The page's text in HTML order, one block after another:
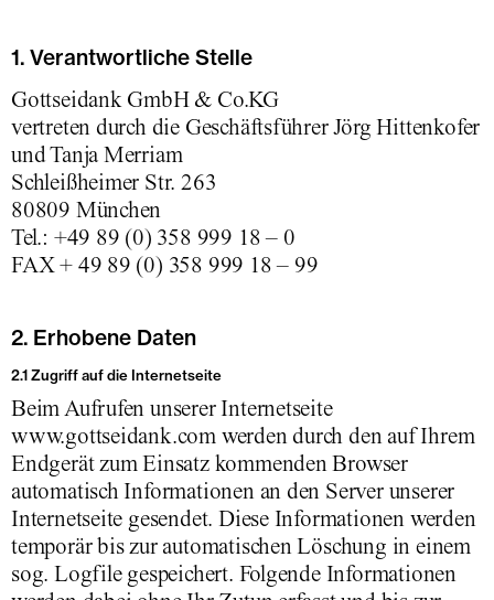
1. Verantwortliche Stelle
Gottseidank GmbH & Co.KG
vertreten durch die Geschäftsführer Jörg Hittenkofer
und Tanja Merriam
Schleißheimer Str. 263
80809 München
Tel.: +49 89 (0) 358 999 18 – 0
FAX + 49 89 (0) 358 999 18 – 99
2. Erhobene Daten
2.1 Zugriff auf die Internetseite
Beim Aufrufen unserer Internetseite
www.gottseidank.com werden durch den auf Ihrem
Endgerät zum Einsatz kommenden Browser
automatisch Informationen an den Server unserer
Internetseite gesendet. Diese Informationen werden
temporär bis zur automatischen Löschung in einem
sog. Logfile gespeichert. Folgende Informationen